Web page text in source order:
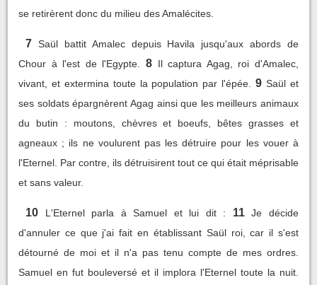
se retirèrent donc du milieu des Amalécites.
7 Saül battit Amalec depuis Havila jusqu'aux abords de
Chour à l'est de l'Egypte.
8 Il captura Agag, roi d'Amalec,
vivant, et extermina toute la population par l'épée.
9 Saül et
ses soldats épargnèrent Agag ainsi que les meilleurs animaux
du butin : moutons, chèvres et boeufs, bêtes grasses et
agneaux ; ils ne voulurent pas les détruire pour les vouer à
l'Eternel. Par contre, ils détruisirent tout ce qui était méprisable
et sans valeur.
10 L'Eternel parla à Samuel et lui dit : 11 Je décide
d'annuler ce que j'ai fait en établissant Saül roi, car il s'est
détourné de moi et il n'a pas tenu compte de mes ordres.
Samuel en fut bouleversé et il implora l'Eternel toute la nuit.